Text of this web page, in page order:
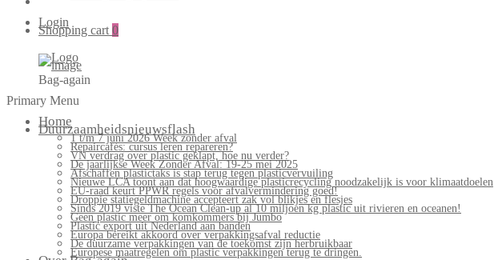
Login
Shopping cart 0
Bag-again
Primary Menu
Home
Duurzaamheidsnieuwsflash
1 t/m 7 juni 2026 Week zonder afval
Repaircafés: cursus leren repareren?
VN verdrag over plastic geklapt, hoe nu verder?
De jaarlijkse Week Zonder Afval: 19-25 mei 2025
Afschaffen plastictaks is stap terug tegen plasticvervuiling
Nieuwe LCA toont aan dat hoogwaardige plasticrecycling noodzakelijk is voor klimaatdoelen
EU-raad keurt PPWR regels voor afvalvermindering goed!
Droppie statiegeldmachine accepteert zak vol blikjes en flesjes
Sinds 2019 viste The Ocean Clean-up al 10 miljoen kg plastic uit rivieren en oceanen!
Geen plastic meer om komkommers bij Jumbo
Plastic export uit Nederland aan banden
Europa bereikt akkoord over verpakkingsafval reductie
De duurzame verpakkingen van de toekomst zijn herbruikbaar
Europese maatregelen om plastic verpakkingen terug te dringen.